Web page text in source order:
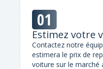
01
Estimez votre
Contactez notre
estimera le prix de
voiture sur le marché